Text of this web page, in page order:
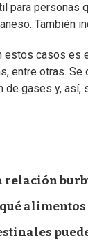
para personas
También
estos casos es
entre otras.
gases y,
relación